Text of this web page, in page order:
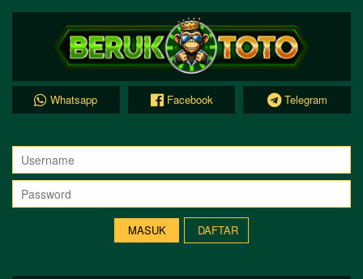
Whatsapp Facebook Telegram
DAFTAR